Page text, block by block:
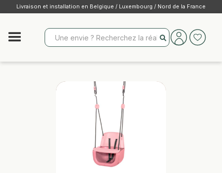
Livraison et installation en Belgique / Luxembourg / Nord de la France